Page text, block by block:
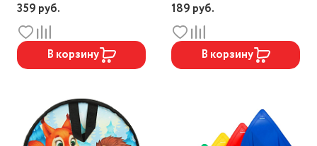
359 руб.
В корзину
189 руб.
В корзину